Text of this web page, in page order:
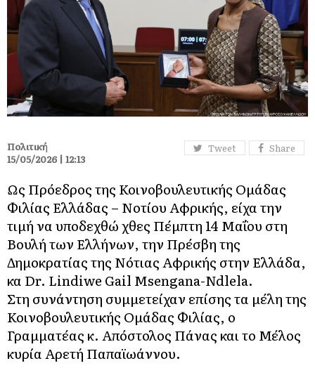
Tweet Share
Πολιτική
15/05/2026 | 12:13
Ως Πρόεδρος της Κοινοβουλευτικής Ομάδας
Φιλίας Ελλάδας – Νοτίου Αφρικής, είχα την
τιμή να υποδεχθώ χθες Πέμπτη 14 Μαΐου στη
Βουλή των Ελλήνων, την Πρέσβη της
Δημοκρατίας της Νότιας Αφρικής στην Ελλάδα,
κα Dr. Lindiwe Gail Msengana-Ndlela.
Στη συνάντηση συμμετείχαν επίσης τα μέλη της
Κοινοβουλευτικής Ομάδας Φιλίας, ο
Γραμματέας κ. Απόστολος Πάνας και το Μέλος
κυρία Αρετή Παπαϊωάννου.